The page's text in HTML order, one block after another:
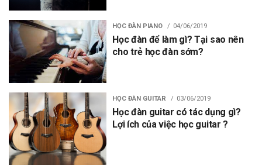
HỌC ĐÀN PIANO 04/06/2019
Học đàn để làm gì? Tại sao nên
cho trẻ học đàn sớm?
HỌC ĐÀN GUITAR 03/06/2019
Học đàn guitar có tác dụng gì?
Lợi ích của việc học guitar ?